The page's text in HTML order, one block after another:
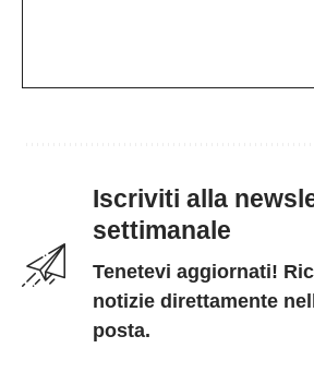
Iscriviti alla
settimanale
Tenetevi aggiornati!
notizie direttamente
posta.